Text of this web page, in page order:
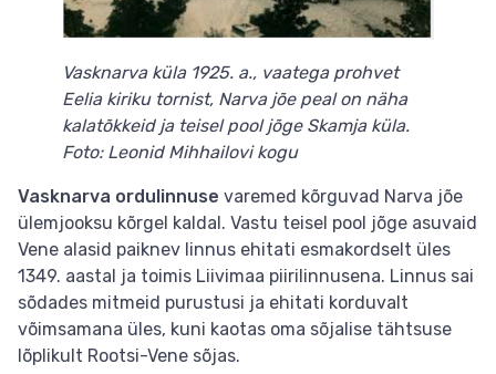
Vasknarva küla 1925. a., vaatega prohvet
Eelia kiriku tornist, Narva jõe peal on näha
kalatõkkeid ja teisel pool jõge Skamja küla.
Foto: Leonid Mihhailovi kogu
Vasknarva ordulinnuse varemed kõrguvad Narva jõe
ülemjooksu kõrgel kaldal. Vastu teisel pool jõge asuvaid
Vene alasid paiknev linnus ehitati esmakordselt üles
1349. aastal ja toimis Liivimaa piirilinnusena. Linnus sai
sõdades mitmeid purustusi ja ehitati korduvalt
võimsamana üles, kuni kaotas oma sõjalise tähtsuse
lõplikult Rootsi-Vene sõjas.